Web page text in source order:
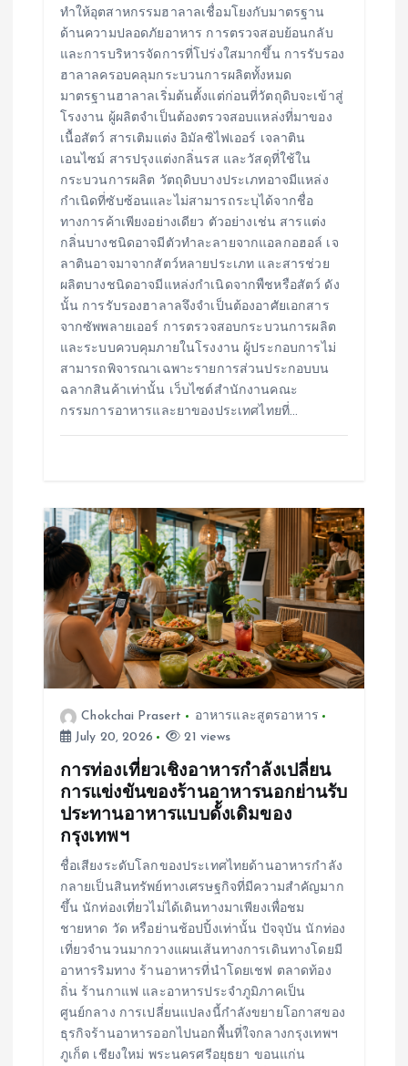
ทำให้อุตสาหกรรมฮาลาลเชื่อมโยงกับมาตรฐาน
ด้านความปลอดภัยอาหาร การตรวจสอบย้อนกลับ
และการบริหารจัดการที่โปร่งใสมากขึ้น การรับรอง
ฮาลาลครอบคลุมกระบวนการผลิตทั้งหมด
มาตรฐานฮาลาลเริ่มต้นตั้งแต่ก่อนที่วัตถุดิบจะเข้าสู่
โรงงาน ผู้ผลิตจำเป็นต้องตรวจสอบแหล่งที่มาของ
เนื้อสัตว์ สารเติมแต่ง อิมัลซิไฟเออร์ เจลาติน
เอนไซม์ สารปรุงแต่งกลิ่นรส และวัสดุที่ใช้ใน
กระบวนการผลิต วัตถุดิบบางประเภทอาจมีแหล่ง
กำเนิดที่ซับซ้อนและไม่สามารถระบุได้จากชื่อ
ทางการค้าเพียงอย่างเดียว ตัวอย่างเช่น สารแต่ง
กลิ่นบางชนิดอาจมีตัวทำละลายจากแอลกอฮอล์ เจ
ลาตินอาจมาจากสัตว์หลายประเภท และสารช่วย
ผลิตบางชนิดอาจมีแหล่งกำเนิดจากพืชหรือสัตว์ ดัง
นั้น การรับรองฮาลาลจึงจำเป็นต้องอาศัยเอกสาร
จากซัพพลายเออร์ การตรวจสอบกระบวนการผลิต
และระบบควบคุมภายในโรงงาน ผู้ประกอบการไม่
สามารถพิจารณาเฉพาะรายการส่วนประกอบบน
ฉลากสินค้าเท่านั้น เว็บไซต์สำนักงานคณะ
กรรมการอาหารและยาของประเทศไทยที่…
Chokchai Prasert
อาหารและสูตรอาหาร
July 20, 2026
21 views
การท่องเที่ยวเชิงอาหารกำลังเปลี่ยน
การแข่งขันของร้านอาหารนอกย่านรับ
ประทานอาหารแบบดั้งเดิมของ
กรุงเทพฯ
ชื่อเสียงระดับโลกของประเทศไทยด้านอาหารกำลัง
กลายเป็นสินทรัพย์ทางเศรษฐกิจที่มีความสำคัญมาก
ขึ้น นักท่องเที่ยวไม่ได้เดินทางมาเพียงเพื่อชม
ชายหาด วัด หรือย่านช้อปปิ้งเท่านั้น ปัจจุบัน นักท่อง
เที่ยวจำนวนมากวางแผนเส้นทางการเดินทางโดยมี
อาหารริมทาง ร้านอาหารที่นำโดยเชฟ ตลาดท้อง
ถิ่น ร้านกาแฟ และอาหารประจำภูมิภาคเป็น
ศูนย์กลาง การเปลี่ยนแปลงนี้กำลังขยายโอกาสของ
ธุรกิจร้านอาหารออกไปนอกพื้นที่ใจกลางกรุงเทพฯ
ภูเก็ต เชียงใหม่ พระนครศรีอยุธยา ขอนแก่น